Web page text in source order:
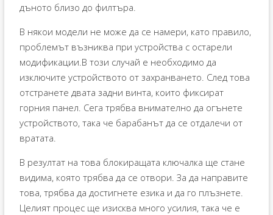
дъното близо до филтъра.
В някои модели не може да се намери, като правило,
проблемът възниква при устройства с остарели
модификации.В този случай е необходимо да
изключите устройството от захранването. След това
отстранете двата задни винта, които фиксират
горния панел. Сега трябва внимателно да огънете
устройството, така че барабанът да се отдалечи от
вратата.
В резултат на това блокиращата ключалка ще стане
видима, която трябва да се отвори. За да направите
това, трябва да достигнете езика и да го плъзнете.
Целият процес ще изисква много усилия, така че е